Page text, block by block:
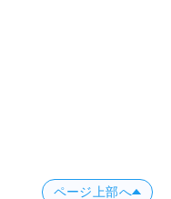
ページ上部へ